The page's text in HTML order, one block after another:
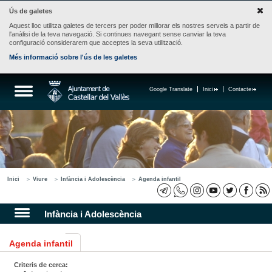
Ús de galetes
Aquest lloc utilitza galetes de tercers per poder millorar els nostres serveis a partir de
l'anàlisi de la teva navegació. Si continues navegant sense canviar la teva
configuració considerarem que acceptes la seva utilització.
Més informació sobre l'ús de les galetes
Contacte
Inici
Google Translate
Inici Viure Infància i Adolescència Agenda infantil
Infància i Adolescència
Agenda infantil
Criteris de cerca: